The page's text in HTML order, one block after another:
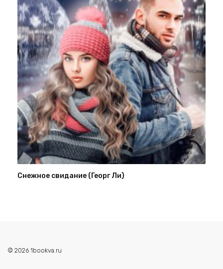
Снежное свидание (Георг Ли)
© 2026 1bookva.ru